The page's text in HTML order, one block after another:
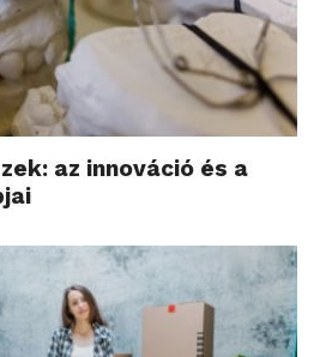
az innováció és a